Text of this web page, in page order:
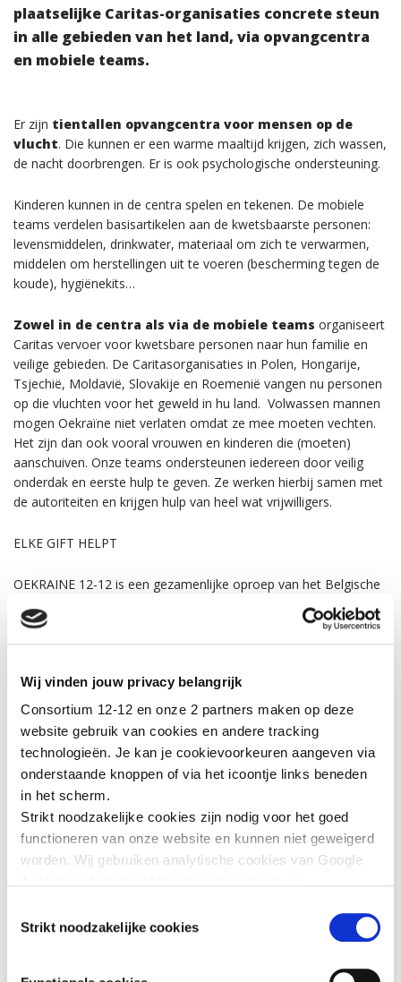
Wij vinden jouw privacy belangrijk
Consortium 12-12 en onze 2 partners maken op deze
website gebruik van cookies en andere tracking
technologieën. Je kan je cookievoorkeuren aangeven via
onderstaande knoppen of via het icoontje links beneden
in het scherm.
Strikt noodzakelijke cookies zijn nodig voor het goed
functioneren van onze website en kunnen niet geweigerd
worden. Wij gebruiken analytische cookies van Google
zorgen ervoor dat je de embedded video’s van YouTube
spamfilter te activeren. Wij en onze partners gebruiken
Strikt noodzakelijke cookies
plaatselijke Caritas-organisaties concrete steun
in alle gebieden van het land, via opvangcentra
en mobiele teams.
Er zijn tientallen opvangcentra voor mensen op de
vlucht. Die kunnen er een warme maaltijd krijgen, zich wassen,
de nacht doorbrengen. Er is ook psychologische ondersteuning.
Kinderen kunnen in de centra spelen en tekenen. De mobiele
teams verdelen basisartikelen aan de kwetsbaarste personen:
levensmiddelen, drinkwater, materiaal om zich te verwarmen,
middelen om herstellingen uit te voeren (bescherming tegen de
koude), hygiënekits…
Zowel in de centra als via de mobiele teams organiseert
Caritas vervoer voor kwetsbare personen naar hun familie en
veilige gebieden. De Caritasorganisaties in Polen, Hongarije,
Tsjechië, Moldavië, Slovakije en Roemenië vangen nu personen
op die vluchten voor het geweld in hu land. Volwassen mannen
mogen Oekraïne niet verlaten omdat ze mee moeten vechten.
Het zijn dan ook vooral vrouwen en kinderen die (moeten)
aanschuiven. Onze teams ondersteunen iedereen door veilig
onderdak en eerste hulp te geven. Ze werken hierbij samen met
de autoriteiten en krijgen hulp van heel wat vrijwilligers.
ELKE GIFT HELPT
OEKRAINE 12-12 is een gezamenlijke oproep van het Belgische
Consortium voor Noodhulpsituaties waaronder Caritas
International, la Croix-Rouge de Belgique/Rode Kruis –
Vlaanderen, Dokters van de Wereld, Handicap International
België. Zij bieden hulp aan de slachtoffers van het geweld in
Oekraine ter plaatse en in de buurlanden.
Help de slachtoffers van het geweld via een online storting of via
een overschrijving op het nummer BE19 0000 0000 12-12
PHOTOS © Caritas